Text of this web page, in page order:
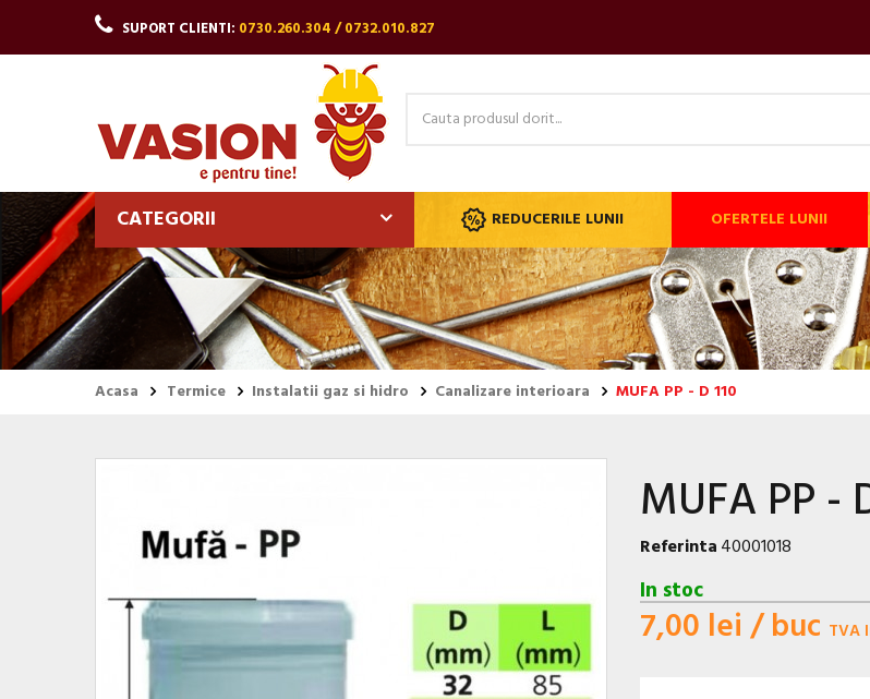
SUPORT CLIENTI: 0730.260.304 / 0732.010.827
CATEGORII REDUCERILE LUNII OFERTELE LUNII
Acasa Termice Instalatii gaz si hidro Canalizare interioara MUFA PP - D 110
MUFA PP -
Referinta40001018
In stoc
7,00 lei / buc TVA